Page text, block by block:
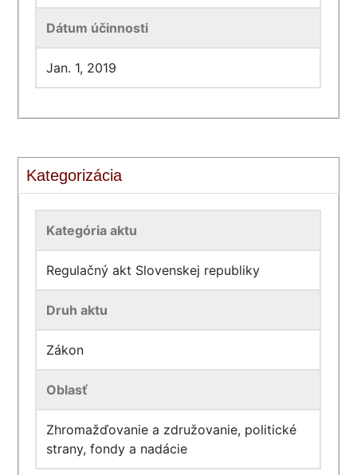
Dátum účinnosti
Jan. 1, 2019
Kategorizácia
Kategória aktu
Regulačný akt Slovenskej republiky
Druh aktu
Zákon
Oblasť
Zhromažďovanie a združovanie, politické
strany, fondy a nadácie